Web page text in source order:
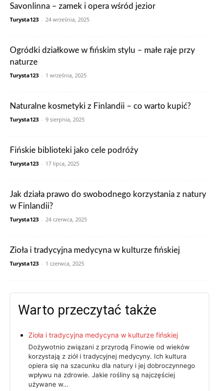
Savonlinna – zamek i opera wśród jezior
Turysta123 - 24 września, 2025
Ogródki działkowe w fińskim stylu – małe raje przy
naturze
Turysta123 - 1 września, 2025
Naturalne kosmetyki z Finlandii – co warto kupić?
Turysta123 - 9 sierpnia, 2025
Fińskie biblioteki jako cele podróży
Turysta123 - 17 lipca, 2025
Jak działa prawo do swobodnego korzystania z natury
w Finlandii?
Turysta123 - 24 czerwca, 2025
Zioła i tradycyjna medycyna w kulturze fińskiej
Turysta123 - 1 czerwca, 2025
Warto przeczytać także
Zioła i tradycyjna medycyna w kulturze fińskiej
Dożywotnio związani z przyrodą Finowie od wieków
korzystają z ziół i tradycyjnej medycyny. Ich kultura
opiera się na szacunku dla natury i jej dobroczynnego
wpływu na zdrowie. Jakie rośliny są najczęściej
używane w…